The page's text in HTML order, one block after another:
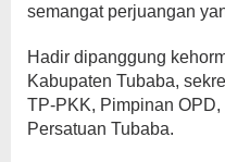
semangat perjuangan
Hadir dipanggung
Kabupaten Tubaba,
TP-PKK, Pimpinan
Persatuan Tubaba.